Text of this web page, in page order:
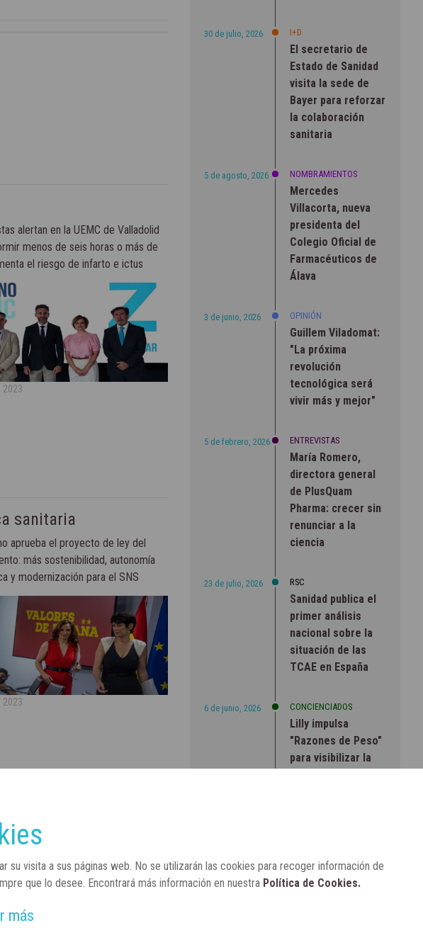
alertan en la UEMC de Valladolid
menos de seis horas o más de
el riesgo de infarto e ictus
2023
sanitaria
aprueba el proyecto de ley del
más sostenibilidad, autonomía
y modernización para el SNS
2023
30 de julio, 2026 I+D
El secretario de
Estado de Sanidad
visita la sede de
Bayer para reforzar
la colaboración
sanitaria
5 de agosto, 2026 NOMBRAMIENTOS
Mercedes
Villacorta, nueva
presidenta del
Colegio Oficial de
Farmacéuticos de
Álava
3 de junio, 2026 OPINIÓN
Guillem Viladomat:
"La próxima
revolución
tecnológica será
vivir más y mejor"
5 de febrero, 2026 ENTREVISTAS
María Romero,
directora general
de PlusQuam
Pharma: crecer sin
renunciar a la
ciencia
23 de julio, 2026 RSC
Sanidad publica el
primer análisis
nacional sobre la
situación de las
TCAE en España
6 de junio, 2026 CONCIENCIADOS
Lilly impulsa
"Razones de Peso"
para visibilizar la
Farmacia: un
laboratorio de
visita a sus páginas web. No se utilizarán las cookies para recoger información de
que lo desee. Encontrará más información en nuestra Política de Cookies.
más